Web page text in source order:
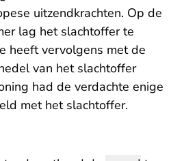
uitzendkrachten. Op de
lag het slachtoffer te
heeft vervolgens met de
van het slachtoffer
had de verdachte enige
met het slachtoffer.